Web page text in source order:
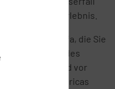
Park zum Erlebnis.
nach Teneriffa, die Sie
des
Teneriffa sind vor
de las Americas